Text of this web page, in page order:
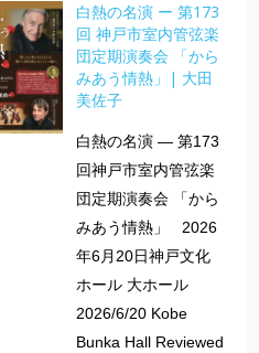
白熱の名演 ー 第173
回 神戸市室内管弦楽
団定期演奏会 「から
みあう情熱」| 大田
美佐子
白熱の名演 ― 第173
回神戸市室内管弦楽
団定期演奏会 「から
みあう情熱」 2026
年6月20日神戸文化
ホール 大ホール
2026/6/20 Kobe
Bunka Hall Reviewed